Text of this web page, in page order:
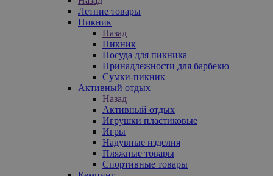
Летние товары
Пикник
Назад
Пикник
Посуда для пикника
Принадлежности для барбекю
Сумки-пикник
Активный отдых
Назад
Активный отдых
Игрушки пластиковые
Игры
Надувные изделия
Пляжные товары
Спортивные товары